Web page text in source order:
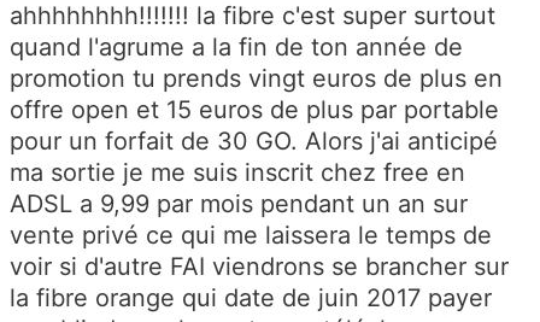
ahhhhhhhh!!!!!!! la fibre c'est super surtout
quand l'agrume a la fin de ton année de
promotion tu prends vingt euros de plus en
offre open et 15 euros de plus par portable
pour un forfait de 30 GO. Alors j'ai anticipé
ma sortie je me suis inscrit chez free en
ADSL a 9,99 par mois pendant un an sur
vente privé ce qui me laissera le temps de
voir si d'autre FAI viendrons se brancher sur
la fibre orange qui date de juin 2017 payer